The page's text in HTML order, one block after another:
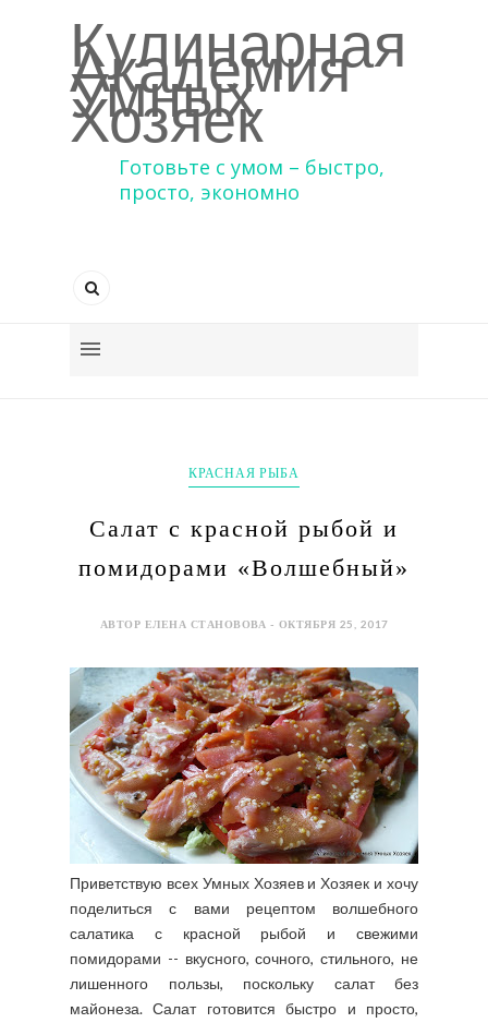
Кулинарная
Академия
Умных
Хозяек
Готовьте с умом – быстро,
просто, экономно
КРАСНАЯ РЫБА
Салат с красной рыбой и
помидорами «Волшебный»
АВТОР ЕЛЕНА СТАНОВОВА - ОКТЯБРЯ 25, 2017
Приветствую всех Умных Хозяев и Хозяек и хочу
поделиться с вами рецептом волшебного
салатика с красной рыбой и свежими
помидорами -- вкусного, сочного, стильного, не
лишенного пользы, поскольку салат без
майонеза. Салат готовится быстро и просто,